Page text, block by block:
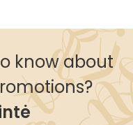
know about